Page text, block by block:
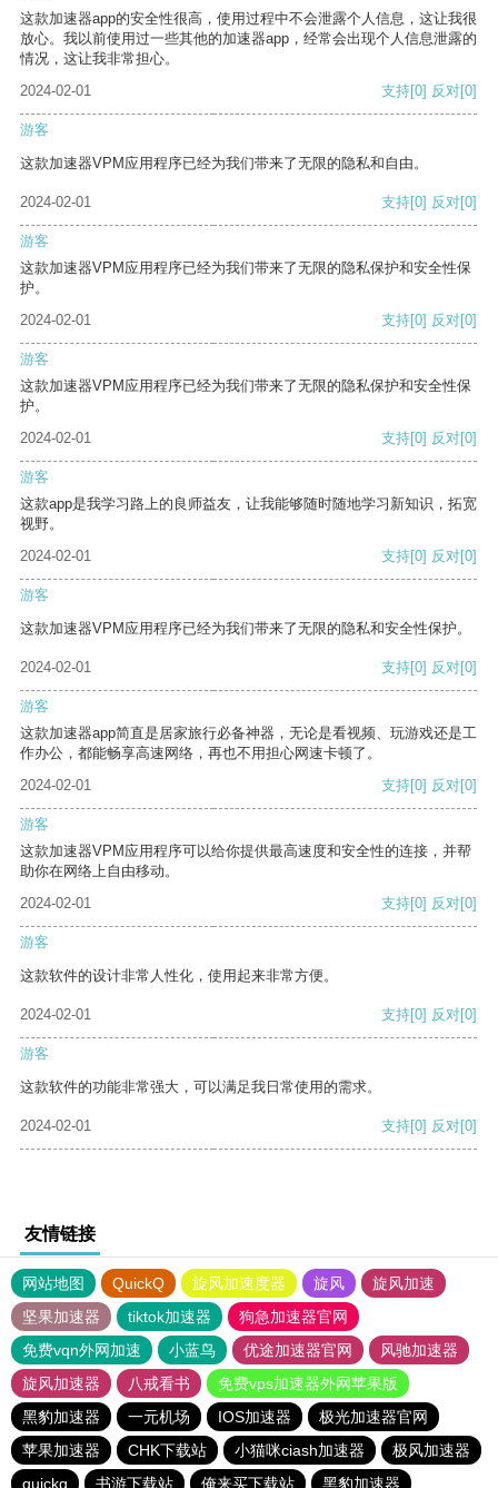
这款加速器app的安全性很高，使用过程中不会泄露个人信息，这让我很
放心。我以前使用过一些其他的加速器app，经常会出现个人信息泄露的
情况，这让我非常担心。
2024-02-01
支持[0] 反对[0]
游客
这款加速器VPM应用程序已经为我们带来了无限的隐私和自由。
2024-02-01 支持[0] 反对[0]
游客
这款加速器VPM应用程序已经为我们带来了无限的隐私保护和安全性保
护。
2024-02-01
支持[0] 反对[0]
游客
这款加速器VPM应用程序已经为我们带来了无限的隐私保护和安全性保
护。
2024-02-01
支持[0] 反对[0]
游客
这款app是我学习路上的良师益友，让我能够随时随地学习新知识，拓宽
视野。
2024-02-01
支持[0] 反对[0]
游客
这款加速器VPM应用程序已经为我们带来了无限的隐私和安全性保护。
2024-02-01 支持[0] 反对[0]
游客
这款加速器app简直是居家旅行必备神器，无论是看视频、玩游戏还是工
作办公，都能畅享高速网络，再也不用担心网速卡顿了。
2024-02-01
支持[0] 反对[0]
游客
这款加速器VPM应用程序可以给你提供最高速度和安全性的连接，并帮
助你在网络上自由移动。
2024-02-01
支持[0] 反对[0]
游客
这款软件的设计非常人性化，使用起来非常方便。
2024-02-01 支持[0] 反对[0]
游客
这款软件的功能非常强大，可以满足我日常使用的需求。
2024-02-01 支持[0] 反对[0]
友情链接
网站地图 QuickQ 旋风加速度器 旋风
旋风加速
坚果加速器
tiktok加速器
狗急加速器官网
免费vqn外网加速
小蓝鸟 优途加速器官网
风驰加速器
旋风加速器
八戒看书
免费vps加速器外网苹果版
黑豹加速器
一元机场 IOS加速器
极光加速器官网
苹果加速器
CHK下载站 小猫咪ciash加速器
极风加速器
quickq
书游下载站 俺来买下载站 黑豹加速器